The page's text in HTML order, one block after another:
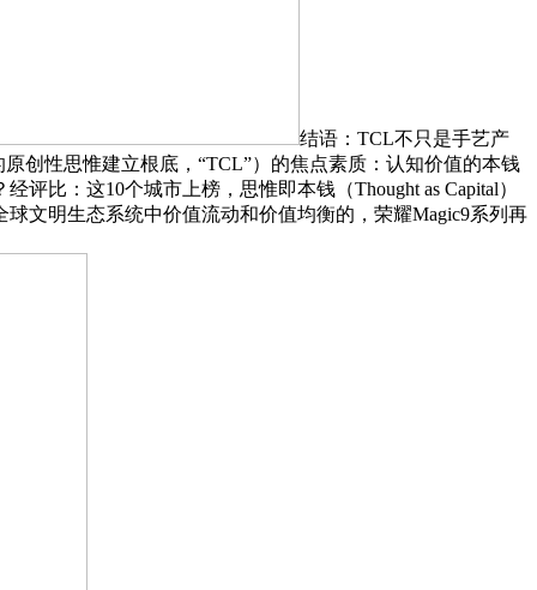
结语：TCL不只是手艺产
创性思惟建立根底，“TCL”）的焦点素质：认知价值的本钱
评比：这10个城市上榜，思惟即本钱（Thought as Capital）
文明生态系统中价值流动和价值均衡的，荣耀Magic9系列再